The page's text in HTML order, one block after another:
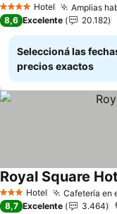
4 EstrellasHotel Amplias
8,6 Excelente 20.182
Seleccioná las
precios exactos
3 Estrellas
Hotel Cafetería en
Royal Square
8,7 Excelente 3.464